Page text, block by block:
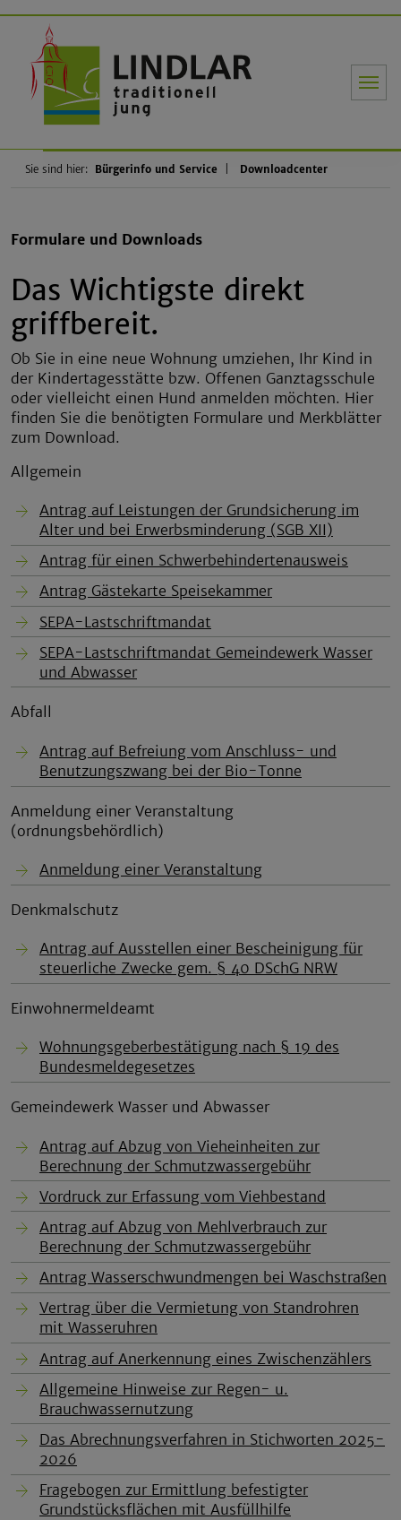
Sie sind hier: Bürgerinfo und Service Downloadcenter
Formulare und Downloads
Das Wichtigste direkt
griffbereit.
Ob Sie in eine neue Wohnung umziehen, Ihr Kind in
der Kindertagesstätte bzw. Offenen Ganztagsschule
oder vielleicht einen Hund anmelden möchten. Hier
finden Sie die benötigten Formulare und Merkblätter
zum Download.
Allgemein
Antrag auf Leistungen der Grundsicherung im
Alter und bei Erwerbsminderung (SGB XII)
Antrag für einen Schwerbehindertenausweis
Antrag Gästekarte Speisekammer
SEPA-Lastschriftmandat
SEPA-Lastschriftmandat Gemeindewerk Wasser
und Abwasser
Abfall
Antrag auf Befreiung vom Anschluss- und
Benutzungszwang bei der Bio-Tonne
Anmeldung einer Veranstaltung
(ordnungsbehördlich)
Anmeldung einer Veranstaltung
Denkmalschutz
Antrag auf Ausstellen einer Bescheinigung für
steuerliche Zwecke gem. § 40 DSchG NRW
Einwohnermeldeamt
Wohnungsgeberbestätigung nach § 19 des
Bundesmeldegesetzes
Gemeindewerk Wasser und Abwasser
Antrag auf Abzug von Vieheinheiten zur
Berechnung der Schmutzwassergebühr
Vordruck zur Erfassung vom Viehbestand
Antrag auf Abzug von Mehlverbrauch zur
Berechnung der Schmutzwassergebühr
Antrag Wasserschwundmengen bei Waschstraßen
Vertrag über die Vermietung von Standrohren
mit Wasseruhren
Antrag auf Anerkennung eines Zwischenzählers
Allgemeine Hinweise zur Regen- u.
Brauchwassernutzung
Das Abrechnungsverfahren in Stichworten 2025-
2026
Fragebogen zur Ermittlung befestigter
Grundstücksflächen mit Ausfüllhilfe